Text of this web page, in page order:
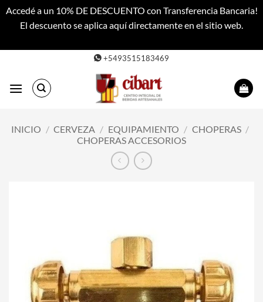
Accedé a un 10% DE DESCUENTO con Transferencia Bancaria!
El descuento se aplica aquí directamente en el sitio web.
contenido
+5493515183469
INICIO / CERVEZA / EQUIPAMIENTO / CHOPERAS /
CHOPERAS ACCESORIOS